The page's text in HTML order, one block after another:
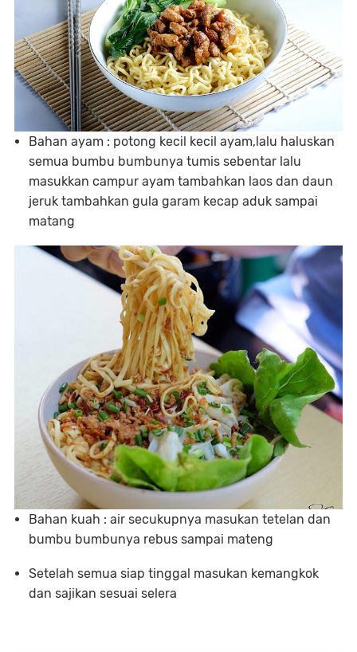
Bahan ayam : potong kecil kecil ayam,lalu haluskan
semua bumbu bumbunya tumis sebentar lalu
masukkan campur ayam tambahkan laos dan daun
jeruk tambahkan gula garam kecap aduk sampai
matang
Bahan kuah : air secukupnya masukan tetelan dan
bumbu bumbunya rebus sampai mateng
Setelah semua siap tinggal masukan kemangkok
dan sajikan sesuai selera